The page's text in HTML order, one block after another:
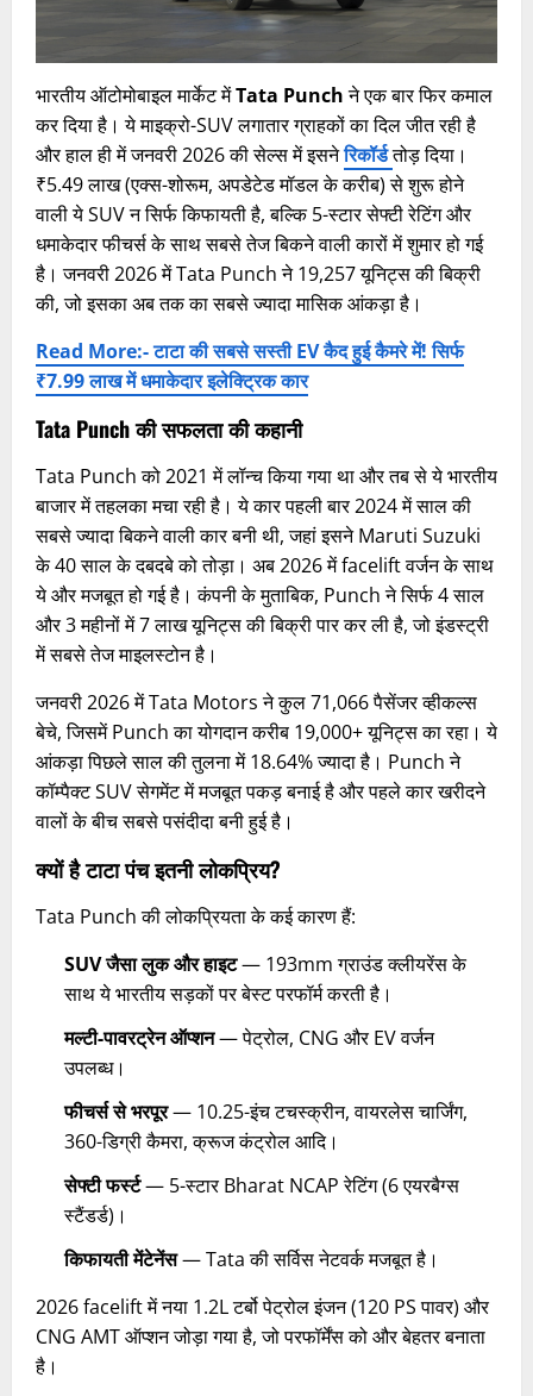
भारतीय ऑटोमोबाइल मार्केट मेंTata Punchने एक बार फिर कमाल
कर दिया है। ये माइक्रो-SUV लगातार ग्राहकों का दिल जीत रही है
और हाल ही में जनवरी 2026 की सेल्स में इसनेरिकॉर्डतोड़ दिया।
₹5.49 लाख (एक्स-शोरूम, अपडेटेड मॉडल के करीब) से शुरू होने
वाली ये SUV न सिर्फ किफायती है, बल्कि 5-स्टार सेफ्टी रेटिंग और
धमाकेदार फीचर्स के साथ सबसे तेज बिकने वाली कारों में शुमार हो गई
है। जनवरी 2026 में Tata Punch ने 19,257 यूनिट्स की बिक्री
की, जो इसका अब तक का सबसे ज्यादा मासिक आंकड़ा है।
Read More:- टाटा की सबसे सस्ती EV कैद हुई कैमरे में! सिर्फ
₹7.99 लाख में धमाकेदार इलेक्ट्रिक कार
Tata Punch की सफलता की कहानी
Tata Punch को 2021 में लॉन्च किया गया था और तब से ये भारतीय
बाजार में तहलका मचा रही है। ये कार पहली बार 2024 में साल की
सबसे ज्यादा बिकने वाली कार बनी थी, जहां इसने Maruti Suzuki
के 40 साल के दबदबे को तोड़ा। अब 2026 में facelift वर्जन के साथ
ये और मजबूत हो गई है। कंपनी के मुताबिक, Punch ने सिर्फ 4 साल
और 3 महीनों में 7 लाख यूनिट्स की बिक्री पार कर ली है, जो इंडस्ट्री
में सबसे तेज माइलस्टोन है।
जनवरी 2026 में Tata Motors ने कुल 71,066 पैसेंजर व्हीकल्स
बेचे, जिसमें Punch का योगदान करीब 19,000+ यूनिट्स का रहा। ये
आंकड़ा पिछले साल की तुलना में 18.64% ज्यादा है। Punch ने
कॉम्पैक्ट SUV सेगमेंट में मजबूत पकड़ बनाई है और पहले कार खरीदने
वालों के बीच सबसे पसंदीदा बनी हुई है।
क्यों है टाटा पंच इतनी लोकप्रिय?
Tata Punch की लोकप्रियता के कई कारण हैं:
SUV जैसा लुक और हाइट— 193mm ग्राउंड क्लीयरेंस के
साथ ये भारतीय सड़कों पर बेस्ट परफॉर्म करती है।
मल्टी-पावरट्रेन ऑप्शन— पेट्रोल, CNG और EV वर्जन
उपलब्ध।
फीचर्स से भरपूर— 10.25-इंच टचस्क्रीन, वायरलेस चार्जिंग,
360-डिग्री कैमरा, क्रूज कंट्रोल आदि।
सेफ्टी फर्स्ट— 5-स्टार Bharat NCAP रेटिंग (6 एयरबैग्स
स्टैंडर्ड)।
किफायती मेंटेनेंस— Tata की सर्विस नेटवर्क मजबूत है।
2026 facelift में नया 1.2L टर्बो पेट्रोल इंजन (120 PS पावर) और
CNG AMT ऑप्शन जोड़ा गया है, जो परफॉर्मेंस को और बेहतर बनाता
है।